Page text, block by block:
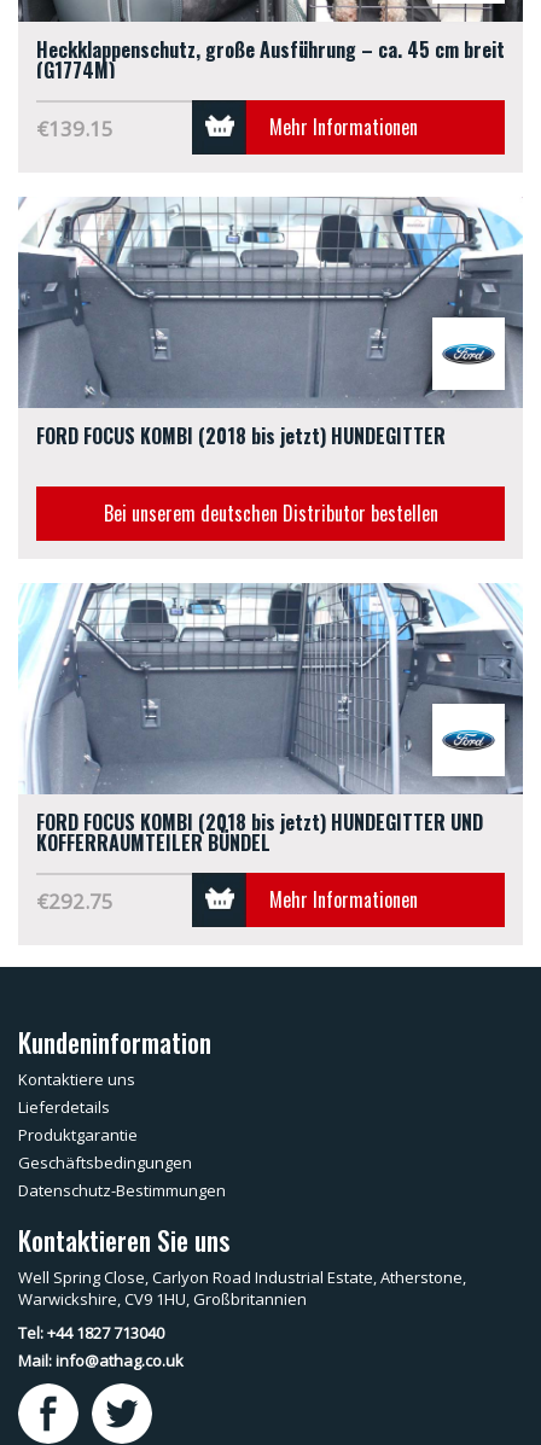
Heckklappenschutz, große Ausführung – ca. 45 cm breit
(G1774M)
€139.15 Mehr Informationen
FORD FOCUS KOMBI (2018 bis jetzt) HUNDEGITTER
Bei unserem deutschen Distributor bestellen
FORD FOCUS KOMBI (2018 bis jetzt) HUNDEGITTER UND
KOFFERRAUMTEILER BÜNDEL
€292.75 Mehr Informationen
Kundeninformation
Kontaktiere uns
Lieferdetails
Produktgarantie
Geschäftsbedingungen
Datenschutz-Bestimmungen
Kontaktieren Sie uns
Well Spring Close, Carlyon Road Industrial Estate, Atherstone,
Warwickshire, CV9 1HU, Großbritannien
Tel: +44 1827 713040
Mail:info@athag.co.uk